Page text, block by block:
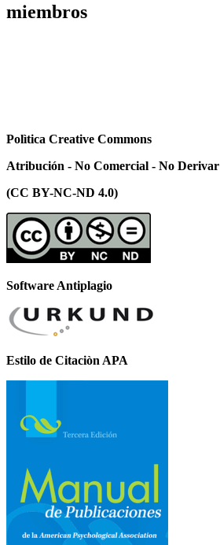
miembros
Polìtica Creative Commons
Atribución - No Comercial - No Derivar
(CC BY-NC-ND 4.0)
Software Antiplagio
Estilo de Citaciòn APA